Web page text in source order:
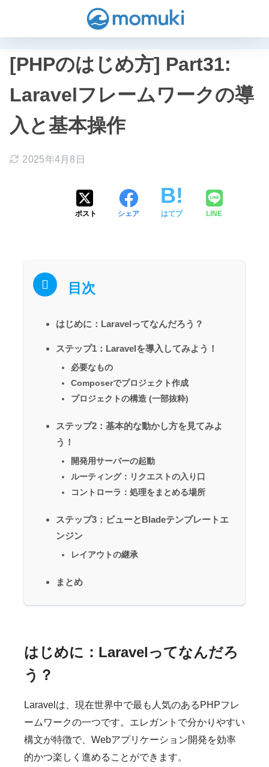
[PHPのはじめ方] Part31:
Laravelフレームワークの導
入と基本操作
2025年4月8日
ポスト シェア はてブ LINE
目次
はじめに：Laravelってなんだろう？
ステップ1：Laravelを導入してみよう！
必要なもの
Composerでプロジェクト作成
プロジェクトの構造 (一部抜粋)
ステップ2：基本的な動かし方を見てみよ
う！
開発用サーバーの起動
ルーティング：リクエストの入り口
コントローラ：処理をまとめる場所
ステップ3：ビューとBladeテンプレートエ
ンジン
レイアウトの継承
まとめ
はじめに：Laravelってなんだろ
う？
Laravelは、現在世界中で最も人気のあるPHPフレ
ームワークの一つです。エレガントで分かりやすい
構文が特徴で、Webアプリケーション開発を効率
的かつ楽しく進めることができます。